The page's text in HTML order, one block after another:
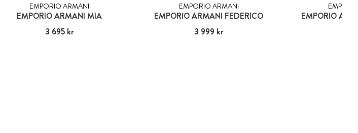
EMPORIO ARMANI
EMPORIO ARMANI MIA
Pris :3 695 kr
3 695 kr
EMPORIO ARMANI
EMPORIO ARMANI FEDERICO
Pris :3 999 kr
3 999 kr
EMPORIO